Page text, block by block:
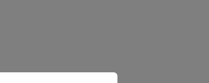
Cookies, um eine bestmögliche Erfahrung